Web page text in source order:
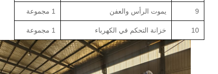
9 يموت الرأس والعفن 1 مجموعة
10 خزانة التحكم في الكهرباء 1 مجموعة